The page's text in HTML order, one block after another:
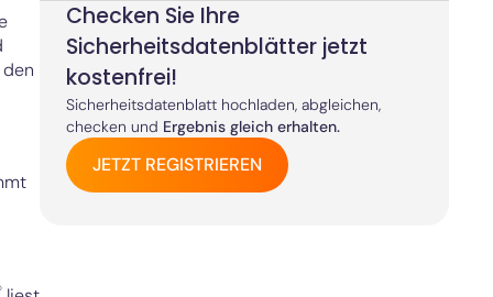
Checken Sie Ihre
Sicherheitsdatenblätter jetzt
kostenfrei!
Sicherheitsdatenblatt hochladen, abgleichen,
checken und Ergebnis gleich erhalten.
JETZT REGISTRIEREN